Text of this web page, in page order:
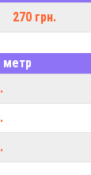
270 грн.
метр